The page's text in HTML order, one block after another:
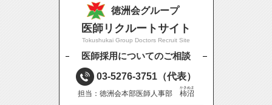
徳洲会グループ
医師リクルートサイト
Tokushukai Group Doctors Recruit Site
医師採用についてのご相談
03-5276-3751 （代表）
担当：徳洲会本部医師人事部 柿沼
かきぬま